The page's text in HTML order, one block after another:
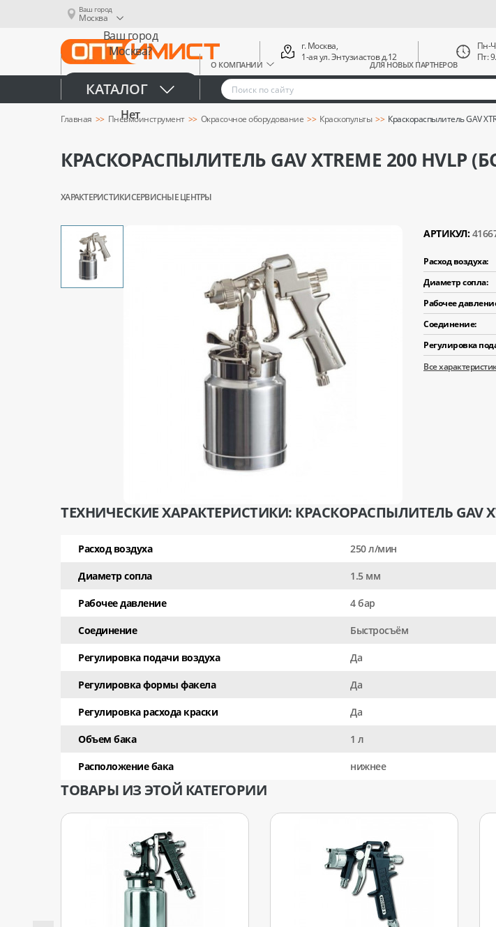
Ваш город
Москва
Ваш город
Москва?
Да
Нет
О КОМПАНИИ ДЛЯ НОВЫХ ПАРТНЕРОВ
г. Москва,
1-ая ул. Энтузиастов д.12
Пн-
Пт:
КАТАЛОГ
Главная Пневмоинструмент Окрасочное оборудование Краскопульты Краскораспылитель GAV
КРАСКОРАСПЫЛИТЕЛЬ GAV XTREME 200 HVLP
ХАРАКТЕРИСТИКИСЕРВИСНЫЕ ЦЕНТРЫ
АРТИКУЛ:
Расход воздуха:
Диаметр сопла:
Рабочее
Соединение:
Регулировка
Все
ТЕХНИЧЕСКИЕ ХАРАКТЕРИСТИКИ: КРАСКОРАСПЫЛИТЕЛЬ GAV
Расход воздуха 250 л/мин
Диаметр сопла 1.5 мм
Рабочее давление 4 бар
Соединение Быстросъём
Регулировка подачи воздуха Да
Регулировка формы факела Да
Рeгулировка расхода краски Да
Объем бака 1 л
Расположение бака нижнее
ТОВАРЫ ИЗ ЭТОЙ КАТЕГОРИИ